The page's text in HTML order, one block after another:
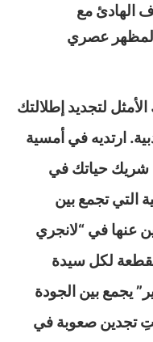
الهادئ مع
لمظهر عصري
لتجديد إطلالتك
ارتديه في أمسية
شريك حياتك في
التي تجمع بين
عنها في “لانجري
لكل سيدة
يجمع بين الجودة
تجدين صعوبة في